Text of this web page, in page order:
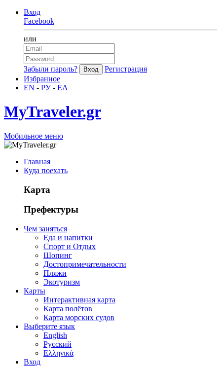
Вход
Facebook
или
Забыли пароль?
Регистрация
Избранное
EN - РУ- ΕΛ
MyTraveler.gr
Мобильное меню
Главная
Куда поехать
Карта
Префектуры
Чем заняться
Еда и напитки
Спорт и Отдых
Шопинг
Достопримечательности
Пляжи
Экотуризм
Карты
Интерактивная карта
Карта полётов
Карта морских судов
Выберите язык
English
Русский
Ελληνικά
Вход